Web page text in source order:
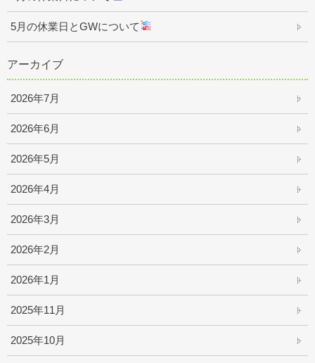
5月の休業日とGWについて
アーカイブ
2026年7月
2026年6月
2026年5月
2026年4月
2026年3月
2026年2月
2026年1月
2025年11月
2025年10月